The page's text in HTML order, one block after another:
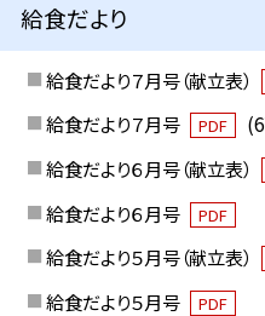
給食だより
給食だより７月号（献立表）
給食だより７月号
PDF
給食だより６月号（献立表）
給食だより６月号 PDF
給食だより５月号（献立表）
給食だより５月号 PDF